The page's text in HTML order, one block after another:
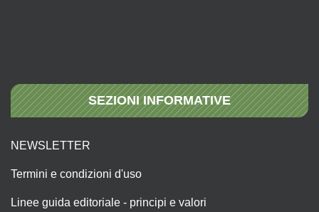
SEZIONI INFORMATIVE
NEWSLETTER
Termini e condizioni d'uso
Linee guida editoriale - principi e valori